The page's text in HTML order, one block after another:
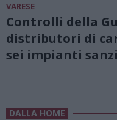
VARESE
Controlli della
distributori di
sei impianti
DALLA HOME